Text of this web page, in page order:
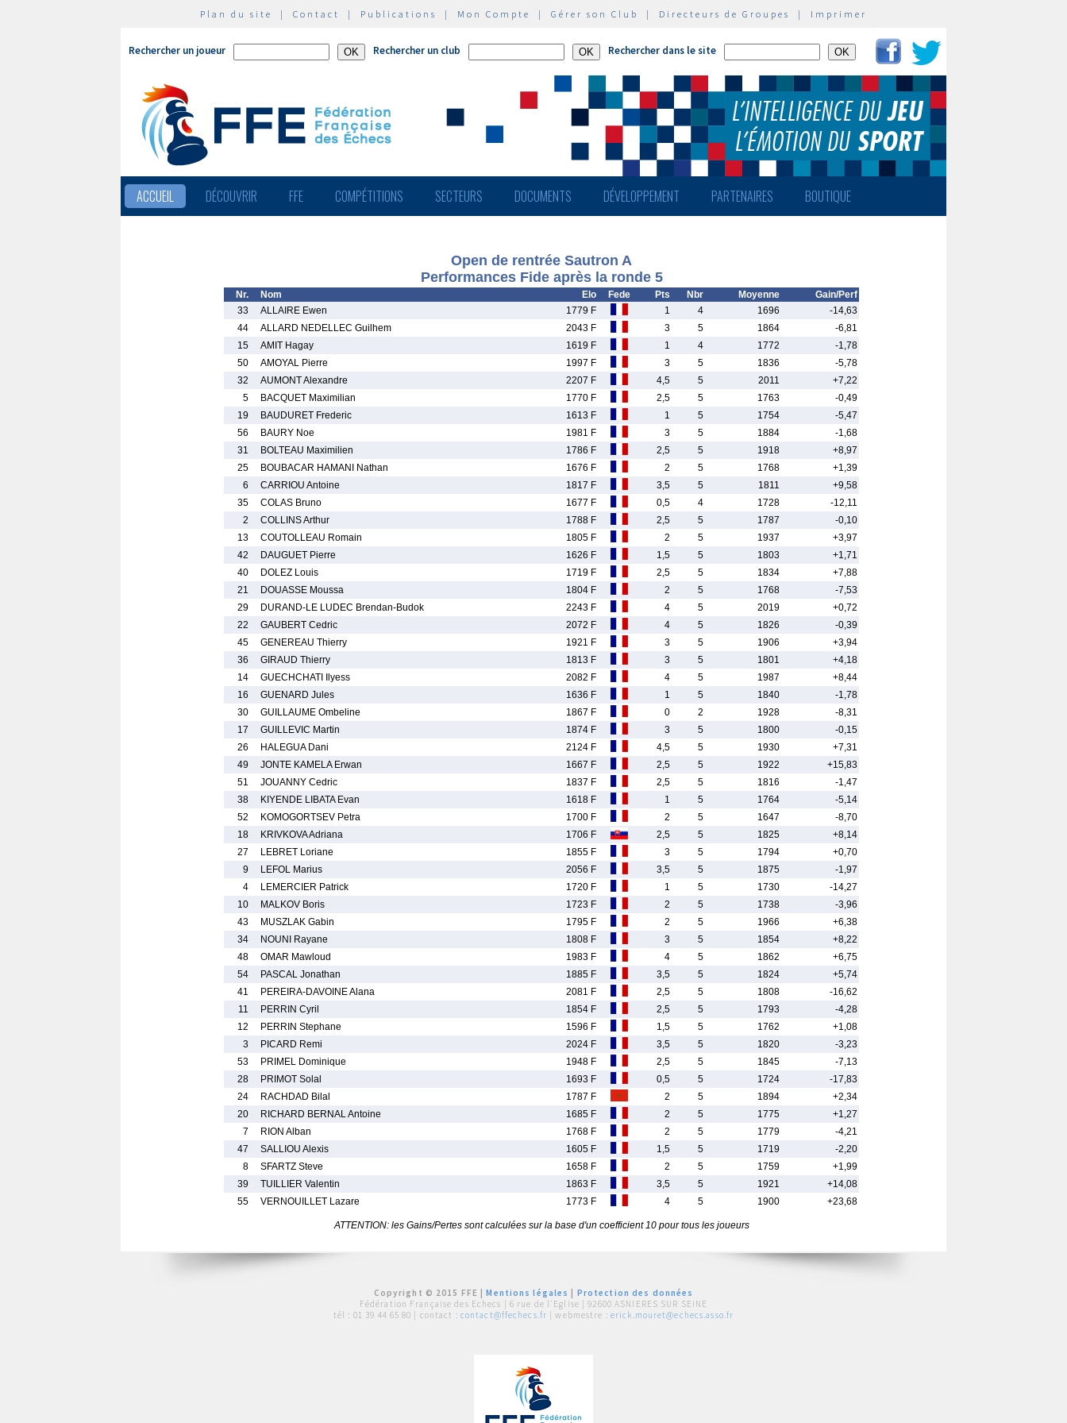
Plan du site | Contact | Publications | Mon Compte | Gérer son Club | Directeurs de Groupes | Imprimer
Rechercher un joueur Rechercher un club Rechercher dans le site
ACCUEIL DÉCOUVRIR FFE COMPÉTITIONS SECTEURS DOCUMENTS DÉVELOPPEMENT PARTENAIRES BOUTIQUE
Open de rentrée Sautron A
Performances Fide après la ronde 5
Nr. Nom Elo Fede Pts Nbr Moyenne
Gain/Perf
33
ALLAIRE Ewen 1779 F 1 4 1696
-14,63
44
ALLARD NEDELLEC Guilhem 2043 F 3 5 1864
-6,81
15
AMIT Hagay 1619 F 1 4 1772
-1,78
50
AMOYAL Pierre 1997 F 3 5 1836
-5,78
32
AUMONT Alexandre 2207 F 4,5 5 2011
+7,22
5
BACQUET Maximilian 1770 F 2,5 5 1763
-0,49
19
BAUDURET Frederic 1613 F 1 5 1754
-5,47
56
BAURY Noe 1981 F 3 5 1884
-1,68
31
BOLTEAU Maximilien 1786 F 2,5 5 1918
+8,97
25
BOUBACAR HAMANI Nathan 1676 F 2 5 1768
+1,39
6
CARRIOU Antoine 1817 F 3,5 5 1811
+9,58
35
COLAS Bruno 1677 F 0,5 4 1728
-12,11
2
COLLINS Arthur 1788 F 2,5 5 1787
-0,10
13
COUTOLLEAU Romain 1805 F 2 5 1937
+3,97
42
DAUGUET Pierre 1626 F 1,5 5 1803
+1,71
40
DOLEZ Louis 1719 F 2,5 5 1834
+7,88
21
DOUASSE Moussa 1804 F 2 5 1768
-7,53
29
DURAND-LE LUDEC Brendan-Budok 2243 F 4 5 2019
+0,72
22
GAUBERT Cedric 2072 F 4 5 1826
-0,39
45
GENEREAU Thierry 1921 F 3 5 1906
+3,94
36
GIRAUD Thierry 1813 F 3 5 1801
+4,18
14
GUECHCHATI Ilyess 2082 F 4 5 1987
+8,44
16
GUENARD Jules 1636 F 1 5 1840
-1,78
30
GUILLAUME Ombeline 1867 F 0 2 1928
-8,31
17
GUILLEVIC Martin 1874 F 3 5 1800
-0,15
26
HALEGUA Dani 2124 F 4,5 5 1930
+7,31
49
JONTE KAMELA Erwan 1667 F 2,5 5 1922
+15,83
51
JOUANNY Cedric 1837 F 2,5 5 1816
-1,47
38
KIYENDE LIBATA Evan 1618 F 1 5 1764
-5,14
52
KOMOGORTSEV Petra 1700 F 2 5 1647
-8,70
18
KRIVKOVA Adriana 1706 F 2,5 5 1825
+8,14
27
LEBRET Loriane 1855 F 3 5 1794
+0,70
9
LEFOL Marius 2056 F 3,5 5 1875
-1,97
4
LEMERCIER Patrick 1720 F 1 5 1730
-14,27
10
MALKOV Boris 1723 F 2 5 1738
-3,96
43
MUSZLAK Gabin 1795 F 2 5 1966
+6,38
34
NOUNI Rayane 1808 F 3 5 1854
+8,22
48
OMAR Mawloud 1983 F 4 5 1862
+6,75
54
PASCAL Jonathan 1885 F 3,5 5 1824
+5,74
41
PEREIRA-DAVOINE Alana 2081 F 2,5 5 1808
-16,62
11
PERRIN Cyril 1854 F 2,5 5 1793
-4,28
12
PERRIN Stephane 1596 F 1,5 5 1762
+1,08
3
PICARD Remi 2024 F 3,5 5 1820
-3,23
53
PRIMEL Dominique 1948 F 2,5 5 1845
-7,13
28
PRIMOT Solal 1693 F 0,5 5 1724
-17,83
24
RACHDAD Bilal 1787 F 2 5 1894
+2,34
20
RICHARD BERNAL Antoine 1685 F 2 5 1775
+1,27
7
RION Alban 1768 F 2 5 1779
-4,21
47
SALLIOU Alexis 1605 F 1,5 5 1719
-2,20
8
SFARTZ Steve 1658 F 2 5 1759
+1,99
39
TUILLIER Valentin 1863 F 3,5 5 1921
+14,08
55
VERNOUILLET Lazare 1773 F 4 5 1900 +23,68
ATTENTION: les Gains/Pertes sont calculées sur la base d'un coefficient 10 pour tous les joueurs
Copyright © 2015 FFE |Mentions légales
Protection des données
Fédération Française des Echecs | 6 rue de l'Eglise | 92600 ASNIERES SUR SEINE
tél : 01 39 44 65 80 | contact : contact@ffechecs.fr | webmestre : erick.mouret@echecs.asso.fr